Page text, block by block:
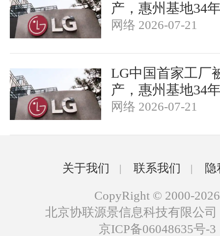
产，惠州基地34
网络 2026-07-21
LG中国首家工厂
产，惠州基地34
网络 2026-07-21
关于我们 | 联系我们 |
CopyRight © 2000-2026
北京协联源景信息科技有限公
京ICP备06048635号-3